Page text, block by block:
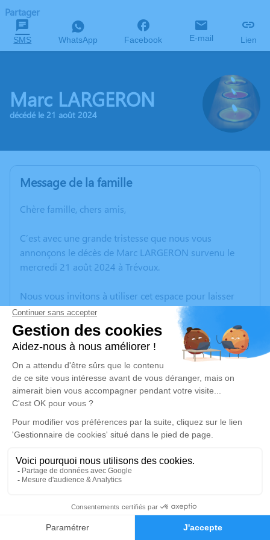
Faire-part Hommages
Partager
SMS WhatsApp Facebook E-mail Lien
Marc LARGERON
décédé le 21 août 2024
Message de la famille
Chère famille, chers amis,
C’est avec une grande tristesse que nous vous
annonçons le décès de Marc LARGERON survenu le
mercredi 21 août 2024 à Trévoux.
Nous vous invitons à utiliser cet espace pour laisser
vos condoléances, partager des photos souvenirs, une
anecdote ou exprimer vos pensées à travers des
poèmes ou des textes. Cet endroit est un lieu
d'expression dédié à honorer la mémoire de Marc
LARGERON.
Cérémonie
69400 Gleizé
Je rends hommage
Déroulé des obsèques